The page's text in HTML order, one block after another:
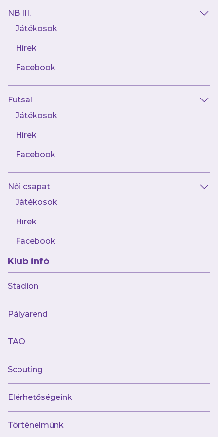
NB III.
Játékosok
Hírek
Facebook
Futsal
Játékosok
Hírek
Facebook
Női csapat
Játékosok
Hírek
Facebook
Klub infó
Stadion
Pályarend
TAO
Scouting
Elérhetőségeink
Történelmünk
2025.02.14
„Ennek a csapatnak az az értékmérője,
együttesünkbe”
rendelkezésünkre, hogy bizonyítsuk,
2025.02.10